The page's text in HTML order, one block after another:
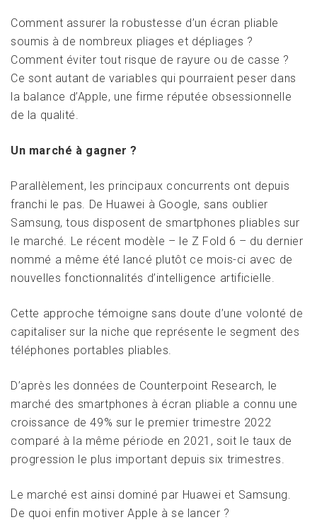
Comment assurer la robustesse d’un écran pliable
soumis à de nombreux pliages et dépliages ?
Comment éviter tout risque de rayure ou de casse ?
Ce sont autant de variables qui pourraient peser dans
la balance d’Apple, une firme réputée obsessionnelle
de la qualité.
Un marché à gagner ?
Parallèlement, les principaux concurrents ont depuis
franchi le pas. De Huawei à Google, sans oublier
Samsung, tous disposent de smartphones pliables sur
le marché. Le récent modèle – le Z Fold 6 – du dernier
nommé a même été lancé plutôt ce mois-ci avec de
nouvelles fonctionnalités d’intelligence artificielle.
Cette approche témoigne sans doute d’une volonté de
capitaliser sur la niche que représente le segment des
téléphones portables pliables.
D’après les données de Counterpoint Research, le
marché des smartphones à écran pliable a connu une
croissance de 49% sur le premier trimestre 2022
comparé à la même période en 2021, soit le taux de
progression le plus important depuis six trimestres.
Le marché est ainsi dominé par Huawei et Samsung.
De quoi enfin motiver Apple à se lancer ?